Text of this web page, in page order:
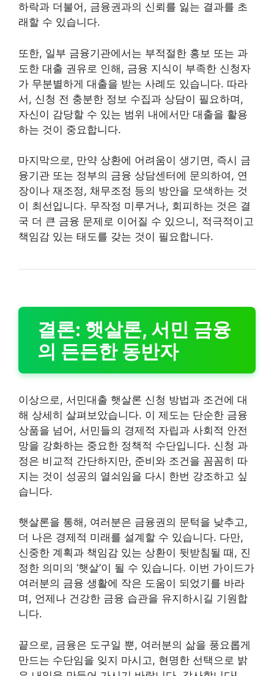
하락과 더불어, 금융권과의 신뢰를 잃는 결과를 초
래할 수 있습니다.
또한, 일부 금융기관에서는 부적절한 홍보 또는 과
도한 대출 권유로 인해, 금융 지식이 부족한 신청자
가 무분별하게 대출을 받는 사례도 있습니다. 따라
서, 신청 전 충분한 정보 수집과 상담이 필요하며,
자신이 감당할 수 있는 범위 내에서만 대출을 활용
하는 것이 중요합니다.
마지막으로, 만약 상환에 어려움이 생기면, 즉시 금
융기관 또는 정부의 금융 상담센터에 문의하여, 연
장이나 재조정, 채무조정 등의 방안을 모색하는 것
이 최선입니다. 무작정 미루거나, 회피하는 것은 결
국 더 큰 금융 문제로 이어질 수 있으니, 적극적이고
책임감 있는 태도를 갖는 것이 필요합니다.
결론: 햇살론, 서민 금융
의 든든한 동반자
이상으로, 서민대출 햇살론 신청 방법과 조건에 대
해 상세히 살펴보았습니다. 이 제도는 단순한 금융
상품을 넘어, 서민들의 경제적 자립과 사회적 안전
망을 강화하는 중요한 정책적 수단입니다. 신청 과
정은 비교적 간단하지만, 준비와 조건을 꼼꼼히 따
지는 것이 성공의 열쇠임을 다시 한번 강조하고 싶
습니다.
햇살론을 통해, 여러분은 금융권의 문턱을 낮추고,
더 나은 경제적 미래를 설계할 수 있습니다. 다만,
신중한 계획과 책임감 있는 상환이 뒷받침될 때, 진
정한 의미의 ‘햇살’이 될 수 있습니다. 이번 가이드가
여러분의 금융 생활에 작은 도움이 되었기를 바라
며, 언제나 건강한 금융 습관을 유지하시길 기원합
니다.
끝으로, 금융은 도구일 뿐, 여러분의 삶을 풍요롭게
만드는 수단임을 잊지 마시고, 현명한 선택으로 밝